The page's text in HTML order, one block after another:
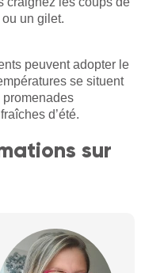
un gilet.
peuvent adopter le
se situent
promenades
d’été.
sur